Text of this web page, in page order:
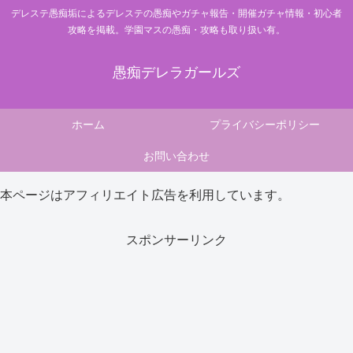
デレステ愚痴垢によるデレステの愚痴やガチャ報告・開催ガチャ情報・初心者
攻略を掲載。学園マスの愚痴・攻略も取り扱い有。
愚痴デレラガールズ
ホーム プライバシーポリシー
お問い合わせ
本ページはアフィリエイト広告を利用しています。
スポンサーリンク